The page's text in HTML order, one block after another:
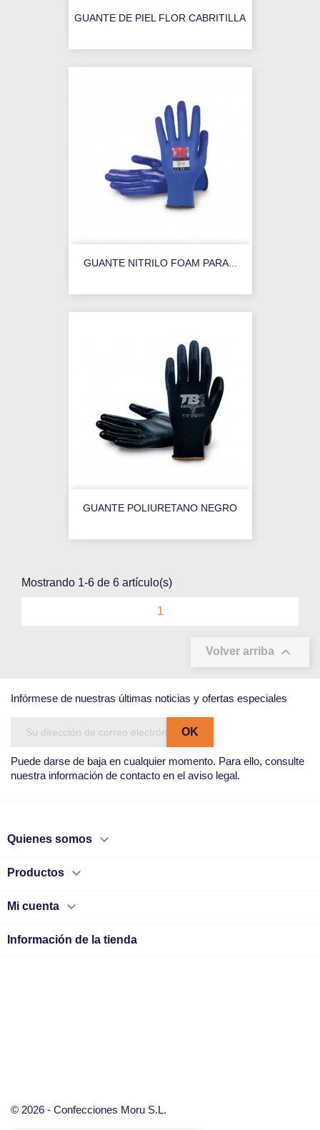
GUANTE DE PIEL FLOR CABRITILLA
GUANTE NITRILO FOAM PARA...
GUANTE POLIURETANO NEGRO
Mostrando 1-6 de 6 artículo(s)
1
Volver arriba 
Infórmese de nuestras últimas noticias y ofertas especiales
Puede darse de baja en cualquier momento. Para ello, consulte
nuestra información de contacto en el aviso legal.
Quienes somos 
Productos 
Mi cuenta 
Información de la tienda
© 2026 - Confecciones Moru S.L.